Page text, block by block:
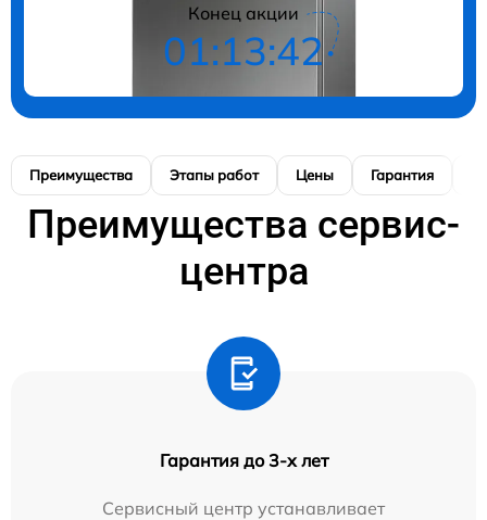
Конец акции
01:13:40
Преимущества Этапы работ Цены Гарантия
Преимущества сервис-
центра
Гарантия до 3-х лет
Сервисный центр устанавливает